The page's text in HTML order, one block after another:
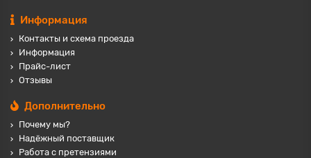
Информация
Контакты и схема проезда
Информация
Прайс-лист
Отзывы
Дополнительно
Почему мы?
Надёжный поставщик
Работа с претензиями